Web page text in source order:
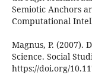
Semiotic Anchors
Computational
Magnus, P. (2007).
Science. Social
https://doi.org/